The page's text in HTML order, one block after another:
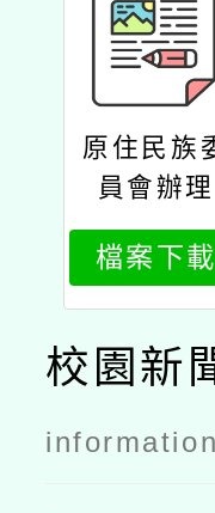
原住民族
員會辦理
「114年
原住民族文
化安全師
培訓專班
第1梯次
部報名簡章
檔案下載
校園新
information